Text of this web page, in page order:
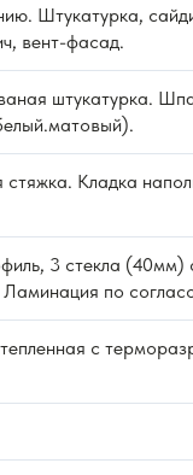
Штукатурка,
вент-фасад.
штукатурка.
Кладка
3 стекла (40мм)
по
с